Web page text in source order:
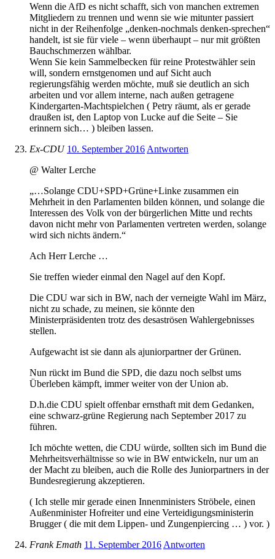
Wenn die AfD es nicht schafft, sich von manchen extremen
Mitgliedern zu trennen und wenn sie wie mitunter passiert
nicht in der Reihenfolge „denken-nochmals denken-sprechen“
handelt, ist sie für viele – wenn überhaupt – nur mit größten
Bauchschmerzen wählbar.
Wenn Sie kein Sammelbecken für reine Protestwähler sein
will, sondern ernstgenomen und auf Sicht auch
regierungsfähig werden möchte, muß sie deutlich an sich
arbeiten und vor allem interne, nach außen getragene
Kindergarten-Machtspielchen ( Petry räumt, als er gerade
draußen ist, den Laptop von Lucke auf die Seite – Sie
erinnern sich… ) bleiben lassen.
Ex-CDU 10. September 2016 Antworten
@ Walter Lerche
„…Solange CDU+SPD+Grüne+Linke zusammen ein
Mehrheit in den Parlamenten bilden können, und solange die
Interessen des Volk von der bürgerlichen Mitte und rechts
davon nicht mehr von Parlamenten vertreten werden, solange
wird sich nichts ändern.“
Ach Herr Lerche …
Sie treffen wieder einmal den Nagel auf den Kopf.
Die CDU war sich in BW, nach der verneigte Wahl im März,
nicht zu schade, zu meinen, sie könnte den
Ministerpräsidenten trotz des desaströsen Wahlergebnisses
stellen.
Aufgewacht ist sie dann als ajuniorpartner der Grünen.
Nun rückt im Bund die SPD, die dazu noch selbst ums
Überleben kämpft, immer weiter von der Union ab.
D.h.die CDU spielt offenbar ernsthaft mit dem Gedanken,
eine schwarz-grüne Regierung nach September 2017 zu
führen.
Ich möchte wetten, die CDU würde, sollten sich im Bund die
Mehrheitsverhältnisse so wie in BW entwickeln, nur um an
der Macht zu bleiben, auch die Rolle des Juniorpartners in der
Bundesregierung akzeptieren.
( Ich stelle mir gerade einen Innenministers Ströbele, einen
Außenminister Hofreiter und eine Verteidigungsministerin
Brugger ( die mit dem Lippen- und Zungenpiercing … ) vor. )
Frank Emath 11. September 2016 Antworten